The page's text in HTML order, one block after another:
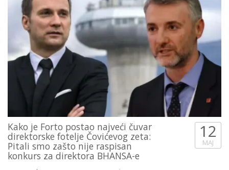
Kako je Forto postao najveći čuvar
direktorske fotelje Čovićevog zeta:
Pitali smo zašto nije raspisan
konkurs za direktora BHANSA-e
12
MAJ